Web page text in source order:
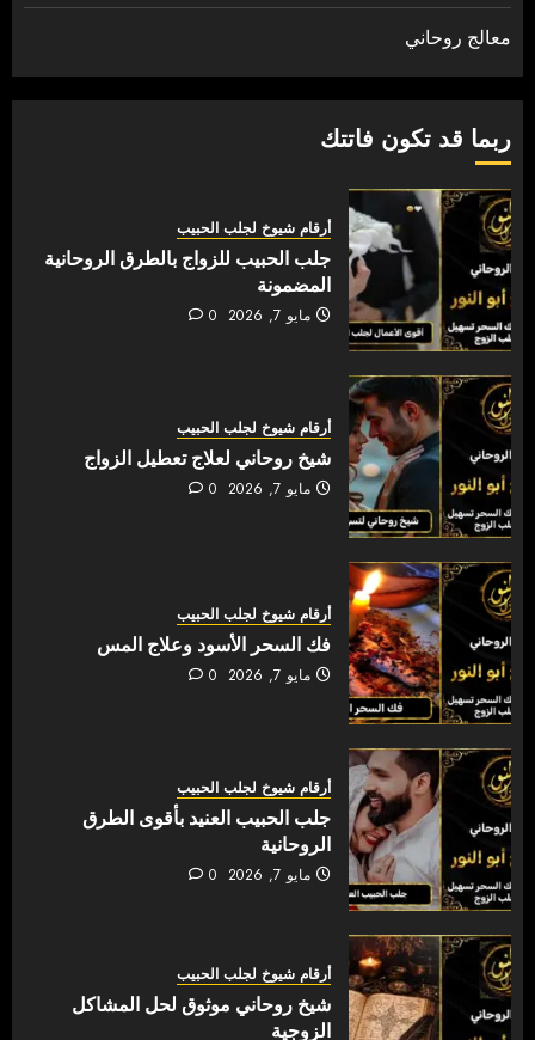
معالج روحاني
ربما قد تكون فاتتك
أرقام شيوخ لجلب الحبيب
جلب الحبيب للزواج بالطرق الروحانية
المضمونة
مايو 7, 2026 0
أرقام شيوخ لجلب الحبيب
شيخ روحاني لعلاج تعطيل الزواج
مايو 7, 2026 0
أرقام شيوخ لجلب الحبيب
فك السحر الأسود وعلاج المس
مايو 7, 2026 0
أرقام شيوخ لجلب الحبيب
جلب الحبيب العنيد بأقوى الطرق
الروحانية
مايو 7, 2026 0
أرقام شيوخ لجلب الحبيب
شيخ روحاني موثوق لحل المشاكل
الزوجية